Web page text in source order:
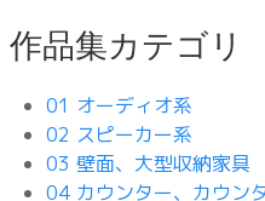
作品集カテゴリ
01 オーディオ系
02 スピーカー系
03 壁面、大型収納家具
04 カウンター、カウン